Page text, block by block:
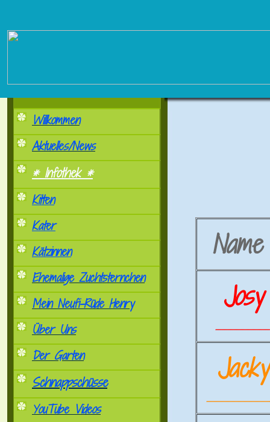
Willkommen
Aktuelles/News
* Infothek *
Kitten
Kater
Kätzinnen
Ehemalige Zuchtsternchen
Mein Neufi-Rüde Henry
Über Uns
Der Garten
Schnappschüsse
YouTube Videos
Josy
..............................................